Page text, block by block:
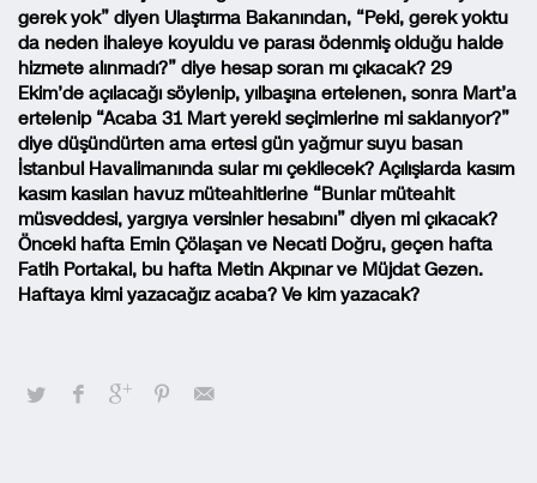
gerek yok” diyen Ulaştırma Bakanından, “Peki, gerek yoktu
da neden ihaleye koyuldu ve parası ödenmiş olduğu halde
hizmete alınmadı?” diye hesap soran mı çıkacak? 29
Ekim’de açılacağı söylenip, yılbaşına ertelenen, sonra Mart’a
ertelenip “Acaba 31 Mart yerekl seçimlerine mi saklanıyor?”
diye düşündürten ama ertesi gün yağmur suyu basan
İstanbul Havalimanında sular mı çekilecek? Açılışlarda kasım
kasım kasılan havuz müteahitlerine “Bunlar müteahit
müsveddesi, yargıya versinler hesabını” diyen mi çıkacak?
Önceki hafta Emin Çölaşan ve Necati Doğru, geçen hafta
Fatih Portakal, bu hafta Metin Akpınar ve Müjdat Gezen.
Haftaya kimi yazacağız acaba? Ve kim yazacak?